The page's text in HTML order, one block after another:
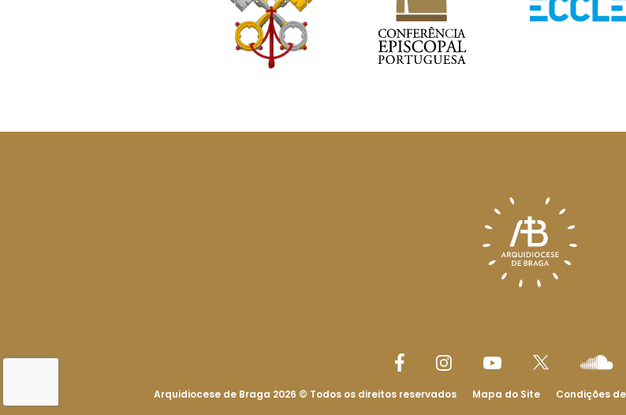
Arquidiocese de Braga 2026 © Todos os direitos reservados Mapa do Site Condições